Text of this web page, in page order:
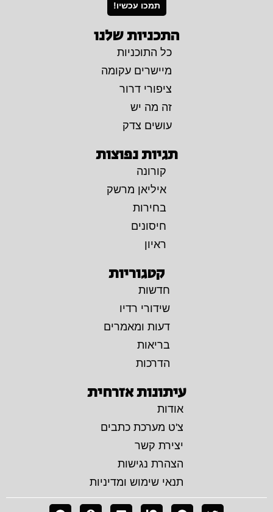
תמכו עכשיו!
התכניות שלנו
כל התוכניות
מיישרים עקומה
ציפורי דרור
זה מה יש
עושים צדק
תגיות נפוצות
קורונה
איליאן מרשק
בחירות
חיסונים
ראיון
קטגוריות
חדשות
שידורי רדיו
דעות ומאמרים
בריאות
הדרכות
עיתונות אזרחית
אודות
צ'ט מערכת כתבים
יצירת קשר
הצהרת נגישות
תנאי שימוש ומדיניות